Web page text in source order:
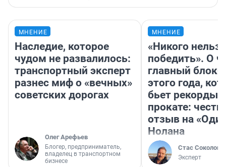
МНЕНИЕ
Наследие, которое
чудом не развалилось:
транспортный эксперт
разнес миф о «вечных»
советских дорогах
Олег Арефьев
Блогер, предприниматель,
владелец в транспортном
бизнесе
МНЕНИЕ
«Никого нельзя
победить». О
главный
этого года,
бьет рекорды в
прокате:
отзыв на
Нолана
Стас Соколов
Эксперт